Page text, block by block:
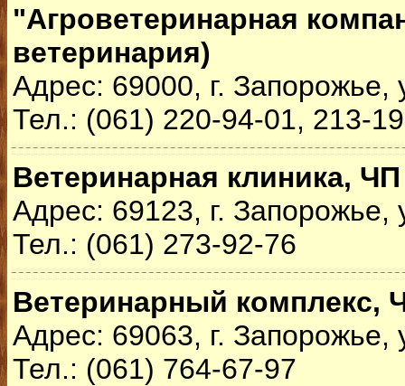
"Агроветеринарная
ветеринария)
Адрес: 69000, г.
Тел.: (061) 220-94-01, 213-
Ветеринарная клиника,
Адрес: 69123, г. Запорожье,
Тел.: (061) 273-92-76
Ветеринарный комплекс,
Адрес: 69063, г. Запорожье,
Тел.: (061) 764-67-97